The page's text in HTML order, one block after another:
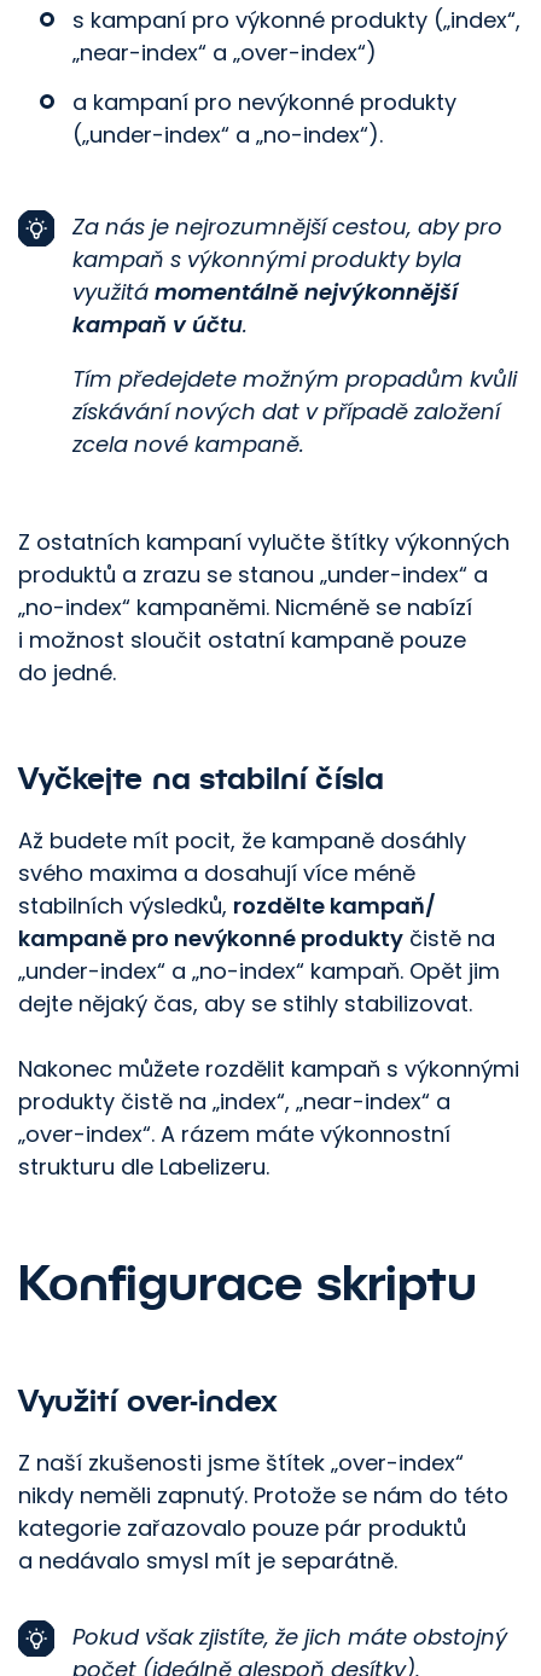
s kampaní pro výkonné produkty („index“,
„near-index“ a „over-index“)
a kampaní pro nevýkonné produkty
(„under-index“ a „no-index“).
Za nás je nejrozumnější cestou, aby pro
kampaň s výkonnými produkty byla
využitá momentálně nejvýkonnější
kampaň v účtu.
Tím předejdete možným propadům kvůli
získávání nových dat v případě založení
zcela nové kampaně.
Z ostatních kampaní vylučte štítky výkonných
produktů a zrazu se stanou „under-index“ a
„no-index“ kampaněmi. Nicméně se nabízí
i možnost sloučit ostatní kampaně pouze
do jedné.
Vyčkejte na stabilní čísla
Až budete mít pocit, že kampaně dosáhly
svého maxima a dosahují více méně
stabilních výsledků, rozdělte kampaň/​
kampaně pro nevýkonné produkty čistě na
„under-index“ a „no-index“ kampaň. Opět jim
dejte nějaký čas, aby se stihly stabilizovat.
Nakonec můžete rozdělit kampaň s výkonnými
produkty čistě na „index“, „near-index“ a
„over-index“. A rázem máte výkonnostní
strukturu dle Labelizeru.
Konfigurace skriptu
Využití over-index
Z naší zkušenosti jsme štítek „over-index“
nikdy neměli zapnutý. Protože se nám do této
kategorie zařazovalo pouze pár produktů
a nedávalo smysl mít je separátně.
Pokud však zjistíte, že jich máte obstojný
počet (ideálně alespoň desítky),